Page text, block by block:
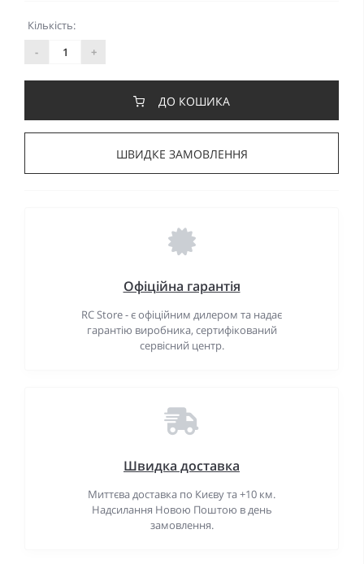
Кількість:
-
+
ДО КОШИКА
ШВИДКЕ ЗАМОВЛЕННЯ
Офіційна гарантія
RC Store - є офіційним дилером та надає
гарантію виробника, сертифікований
сервісний центр.
Швидка доставка
Миттєва доставка по Києву та +10 км.
Надсилання Новою Поштою в день
замовлення.